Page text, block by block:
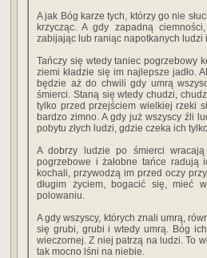
A jak Bóg karze tych, którzy go nie
krzycząc. A gdy zapadną
zabijając lub raniąc napotkanych ludzi
Tańczy się wtedy taniec pogrzebowy
ziemi kładzie się im najlepsze jadło.
będzie aż do chwili gdy umrą
śmierci. Staną się wtedy chudzi,
tylko przed przejściem wielkiej rzeki
bardzo zimno. A gdy już wszyscy źli
pobytu złych ludzi, gdzie czeka ich
A dobrzy ludzie po śmierci
pogrzebowe i żałobne tańce
kochali, przywodzą im przed oczy
długim życiem, bogacić się, mieć
polowaniu.
A gdy wszyscy, których znali umrą,
się grubi, grubi i wtedy umrą. Bóg
wieczornej. Z niej patrzą na ludzi. To
tak mocno lśni na niebie.